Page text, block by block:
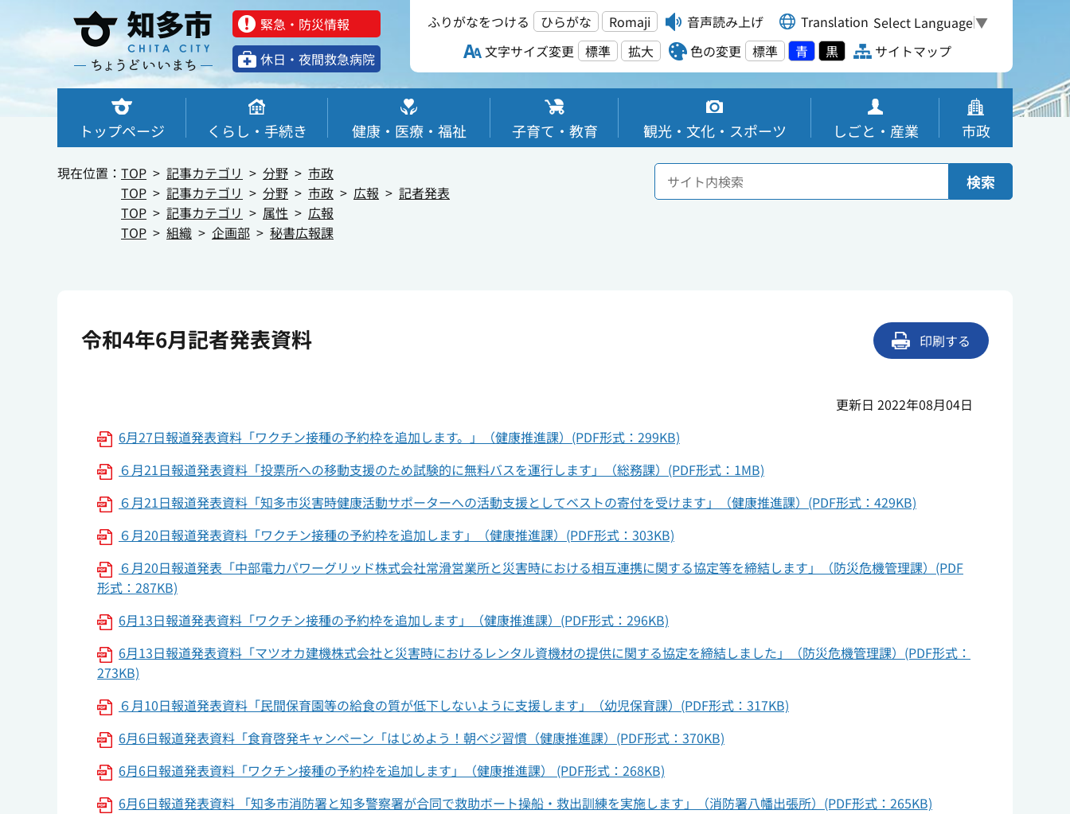
緊急・防災情報
休⽇・夜間救急病院
ふりがなをつける ひらがな Romaji 音声読み上げ Translation Select Language▼
文字サイズ変更
標準 拡大 色の変更 標準 青 黒 サイトマップ
トップページ くらし・手続き 健康・医療・福祉 子育て・教育 観光・文化・スポーツ しごと・産業 市政
現在位置： TOP 記事カテゴリ 分野
市政
TOP
記事カテゴリ 分野 市政 広報
記者発表
TOP
記事カテゴリ 属性
広報
TOP
組織 企画部 秘書広報課
検索
令和4年6月記者発表資料 印刷する
更新日 2022年08月04日
6月27日報道発表資料「ワクチン接種の予約枠を追加します。」（健康推進課）(PDF形式：299KB)
６月21日報道発表資料「投票所への移動支援のため試験的に無料バスを運行します」（総務課）(PDF形式：1MB)
６月21日報道発表資料「知多市災害時健康活動サポーターへの活動支援としてベストの寄付を受けます」（健康推進課）(PDF形式：429KB)
６月20日報道発表資料「ワクチン接種の予約枠を追加します」（健康推進課）(PDF形式：303KB)
６月20日報道発表「中部電力パワーグリッド株式会社常滑営業所と災害時における相互連携に関する協定等を締結します」（防災危機管理課）(PDF
形式：287KB)
6月13日報道発表資料「ワクチン接種の予約枠を追加します」（健康推進課）(PDF形式：296KB)
6月13日報道発表資料「マツオカ建機株式会社と災害時におけるレンタル資機材の提供に関する協定を締結しました」（防災危機管理課）(PDF形式：
273KB)
６月10日報道発表資料「民間保育園等の給食の質が低下しないように支援します」（幼児保育課）(PDF形式：317KB)
6月6日報道発表資料「食育啓発キャンペーン「はじめよう！朝ベジ習慣（健康推進課）(PDF形式：370KB)
6月6日報道発表資料「ワクチン接種の予約枠を追加します」（健康推進課） (PDF形式：268KB)
6月6日報道発表資料 「知多市消防署と知多警察署が合同で救助ボート操船・救出訓練を実施します」（消防署八幡出張所）(PDF形式：265KB)